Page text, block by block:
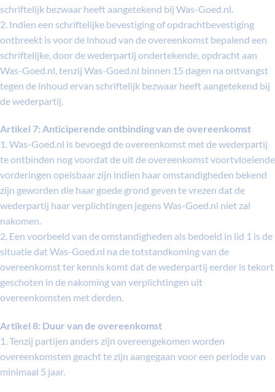
schriftelijk bezwaar heeft aangetekend bij Was-Goed.nl.
2. Indien een schriftelijke bevestiging of opdrachtbevestiging
ontbreekt is voor de inhoud van de overeenkomst bepalend een
schriftelijke, door de wederpartij ondertekende, opdracht aan
Was-Goed.nl, tenzij Was-Goed.nl binnen 15 dagen na ontvangst
tegen de inhoud ervan schriftelijk bezwaar heeft aangetekend bij
de wederpartij.
Artikel 7: Anticiperende ontbinding van de overeenkomst
1. Was-Goed.nl is bevoegd de overeenkomst met de wederpartij
te ontbinden nog voordat de uit de overeenkomst voortvloeiende
vorderingen opeisbaar zijn indien haar omstandigheden bekend
zijn geworden die haar goede grond geven te vrezen dat de
wederpartij haar verplichtingen jegens Was-Goed.nl niet zal
nakomen.
2. Een voorbeeld van de omstandigheden als bedoeld in lid 1 is de
situatie dat Was-Goed.nl na de totstandkoming van de
overeenkomst ter kennis komt dat de wederpartij eerder is tekort
geschoten in de nakoming van verplichtingen uit
overeenkomsten met derden.
Artikel 8: Duur van de overeenkomst
1. Tenzij partijen anders zijn overeengekomen worden
overeenkomsten geacht te zijn aangegaan voor een periode van
minimaal 5 jaar.